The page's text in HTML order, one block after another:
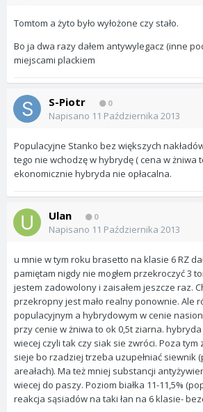
Tomtom a żyto było wyłożone czy stało.
Bo ja dwa razy dałem antywylegacz (inne
miejscami plackiem
S-Piotr 0
Napisano 11 Października 2013
Populacyjne Stanko bez większych
tego nie wchodzę w hybrydę ( cena w żniwa
ekonomicznie hybryda nie opłacalna.
Ulan 0
Napisano 11 Października 2013
u mnie w tym roku brasetto na klasie 6 RZ
pamiętam nigdy nie mogłem przekroczyć 3
jestem zadowolony i zaisałem jeszcze raz.
przekropny jest mało realny ponownie. Ale
populacyjnym a hybrydowym w cenie nasion
przy cenie w żniwa to ok 0,5t ziarna.
wiecej czyli tak czy siak sie zwróci. Poza tym
sieje bo rzadziej trzeba uzupełniać siewnik
areałach). Ma też mniej substancji
wiecej do paszy. Poziom białka 11-11,5%
reakcja sąsiadów na taki łan na 6 klasie-